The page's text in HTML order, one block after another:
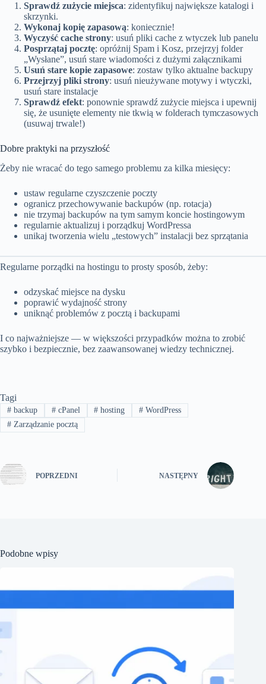
Sprawdź zużycie miejsca: zidentyfikuj największe katalogi i
skrzynki.
Wykonaj kopię zapasową: koniecznie!
Wyczyść cache strony: usuń pliki cache z wtyczek lub panelu
Posprzątaj pocztę: opróżnij Spam i Kosz, przejrzyj folder
„Wysłane”, usuń stare wiadomości z dużymi załącznikami
Usuń stare kopie zapasowe: zostaw tylko aktualne backupy
Przejrzyj pliki strony: usuń nieużywane motywy i wtyczki,
usuń stare instalacje
Sprawdź efekt: ponownie sprawdź zużycie miejsca i upewnij
się, że usunięte elementy nie tkwią w folderach tymczasowych
(usuwaj trwale!)
Dobre praktyki na przyszłość
Żeby nie wracać do tego samego problemu za kilka miesięcy:
ustaw regularne czyszczenie poczty
ogranicz przechowywanie backupów (np. rotacja)
nie trzymaj backupów na tym samym koncie hostingowym
regularnie aktualizuj i porządkuj WordPressa
unikaj tworzenia wielu „testowych” instalacji bez sprzątania
Regularne porządki na hostingu to prosty sposób, żeby:
odzyskać miejsce na dysku
poprawić wydajność strony
uniknąć problemów z pocztą i backupami
I co najważniejsze — w większości przypadków można to zrobić
szybko i bezpiecznie, bez zaawansowanej wiedzy technicznej.
Tagi
#backup #cPanel # hosting # WordPress
#Zarządzanie pocztą
POPRZEDNI NASTĘPNY
Podobne wpisy